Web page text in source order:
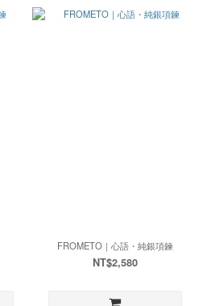
FROMETO｜心語・純銀項鍊
NT$2,580